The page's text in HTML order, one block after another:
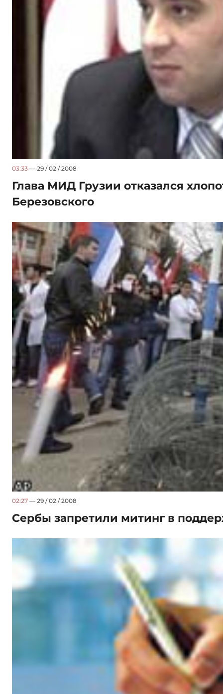
03:33 — 29 / 02 / 2008
Глава МИД Грузии отказался
Березовского
02:27 — 29 / 02 / 2008
Сербы запретили митинг в